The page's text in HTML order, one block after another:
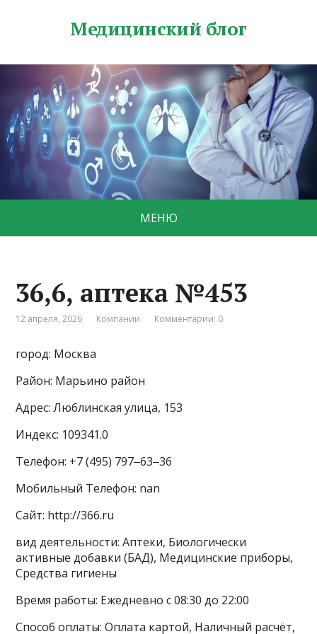
Медицинский блог
МЕНЮ
36,6, аптека №453
12 апреля, 2026 Компании Комментарии: 0
город: Москва
Район: Марьино район
Адрес: Люблинская улица, 153
Индекс: 109341.0
Телефон: +7 (495) 797‒63‒36
Мобильный Телефон: nan
Сайт: http://366.ru
вид деятельности: Аптеки, Биологически
активные добавки (БАД), Медицинские приборы,
Средства гигиены
Время работы: Ежедневно с 08:30 до 22:00
Способ оплаты: Оплата картой, Наличный расчёт,